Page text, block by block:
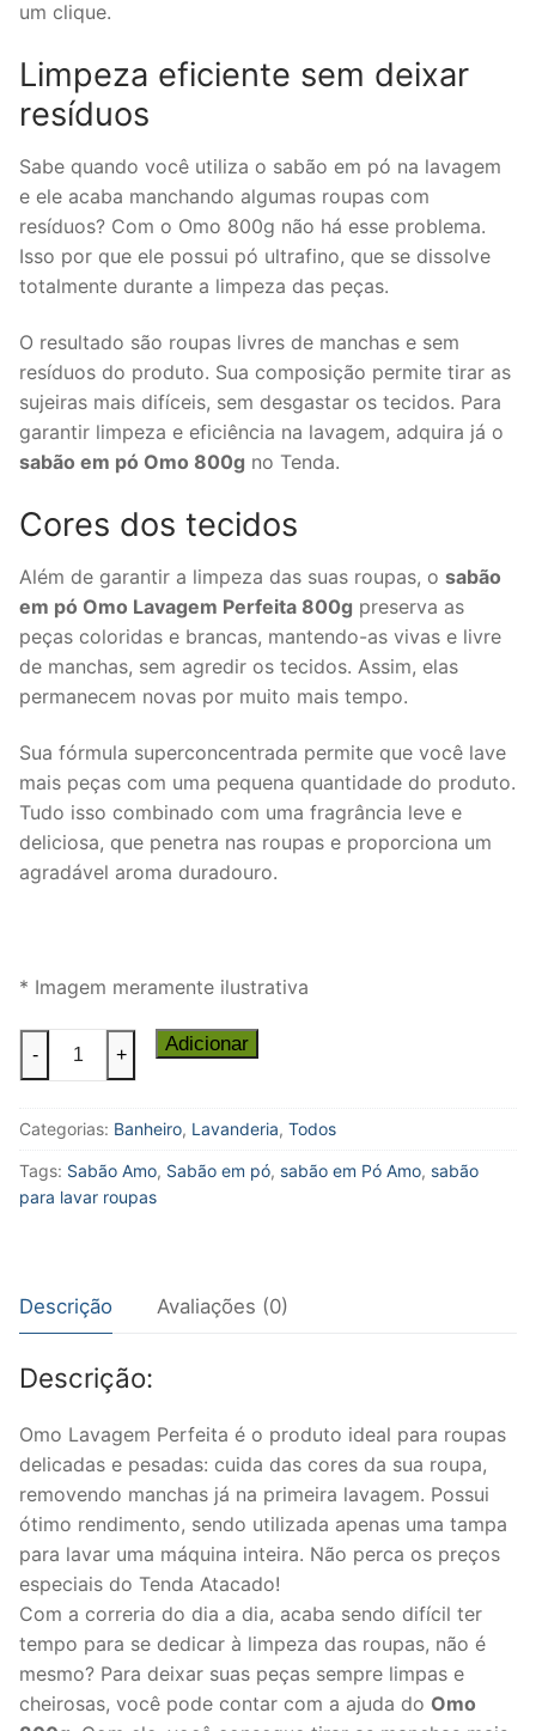
um clique.
Limpeza eficiente sem deixar
resíduos
Sabe quando você utiliza o sabão em pó na lavagem
e ele acaba manchando algumas roupas com
resíduos? Com o Omo 800g não há esse problema.
Isso por que ele possui pó ultrafino, que se dissolve
totalmente durante a limpeza das peças.
O resultado são roupas livres de manchas e sem
resíduos do produto. Sua composição permite tirar as
sujeiras mais difíceis, sem desgastar os tecidos. Para
garantir limpeza e eficiência na lavagem, adquira já o
sabão em pó Omo 800g no Tenda.
Cores dos tecidos
Além de garantir a limpeza das suas roupas, o sabão
em pó Omo Lavagem Perfeita 800g preserva as
peças coloridas e brancas, mantendo-as vivas e livre
de manchas, sem agredir os tecidos. Assim, elas
permanecem novas por muito mais tempo.
Sua fórmula superconcentrada permite que você lave
mais peças com uma pequena quantidade do produto.
Tudo isso combinado com uma fragrância leve e
deliciosa, que penetra nas roupas e proporciona um
agradável aroma duradouro.
* Imagem meramente ilustrativa
Sabão
em
Omo
Lavagem
Perfeita
quantidade
- + Adicionar
Categorias: Banheiro, Lavanderia, Todos
Tags: Sabão Amo, Sabão em pó, sabão em Pó Amo, sabão
para lavar roupas
Descrição Avaliações (0)
Descrição:
Omo Lavagem Perfeita é o produto ideal para roupas
delicadas e pesadas: cuida das cores da sua roupa,
removendo manchas já na primeira lavagem. Possui
ótimo rendimento, sendo utilizada apenas uma tampa
para lavar uma máquina inteira. Não perca os preços
especiais do Tenda Atacado!
Com a correria do dia a dia, acaba sendo difícil ter
tempo para se dedicar à limpeza das roupas, não é
mesmo? Para deixar suas peças sempre limpas e
cheirosas, você pode contar com a ajuda do Omo